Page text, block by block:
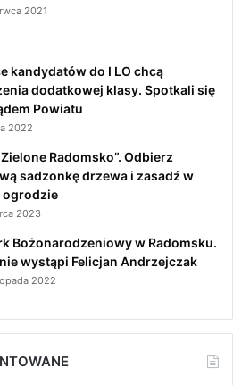
2021
kandydatów do I LO chcą
dodatkowej klasy. Spotkali się
Powiatu
2022
Radomsko”. Odbierz
sadzonkę drzewa i zasadź w
ogrodzie
2023
Bożonarodzeniowy w Radomsku.
wystąpi Felicjan Andrzejczak
2022